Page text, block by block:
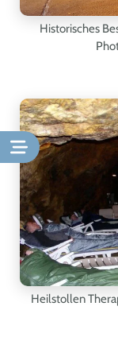
Historisches
Heilstollen